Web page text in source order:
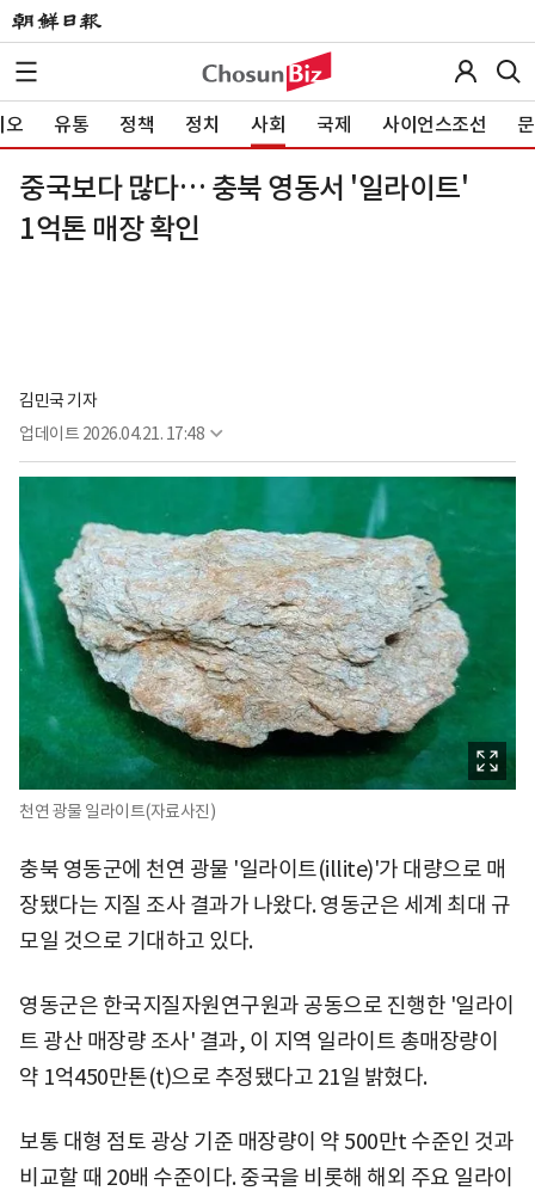
오 유통 정책 정치 사회 국제 사이언스조선
중국보다 많다… 충북 영동서 '일라이트'
1억톤 매장 확인
김민국 기자
업데이트 2026.04.21. 17:48
천연 광물 일라이트(자료사진)
충북 영동군에 천연 광물 '일라이트(illite)'가 대량으로 매
장됐다는 지질 조사 결과가 나왔다. 영동군은 세계 최대 규
모일 것으로 기대하고 있다.
영동군은 한국지질자원연구원과 공동으로 진행한 '일라이
트 광산 매장량 조사' 결과, 이 지역 일라이트 총매장량이
약 1억450만톤(t)으로 추정됐다고 21일 밝혔다.
보통 대형 점토 광상 기준 매장량이 약 500만t 수준인 것과
비교할 때 20배 수준이다. 중국을 비롯해 해외 주요 일라이